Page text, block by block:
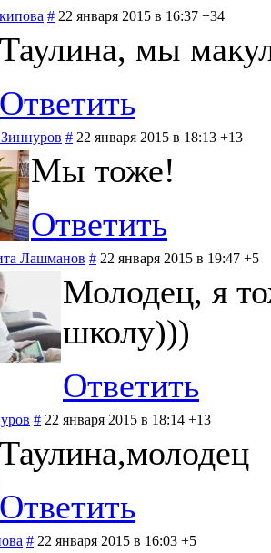
# 22 января 2015 в 16:37 +34
Таулина, мы
Ответить
# 22 января 2015 в 18:13 +13
Мы тоже!
Ответить
Лашманов # 22 января 2015 в 19:47 +5
Молодец, я
школу)))
Ответить
# 22 января 2015 в 18:14 +13
Таулина,молодец
Ответить
# 22 января 2015 в 16:03 +5